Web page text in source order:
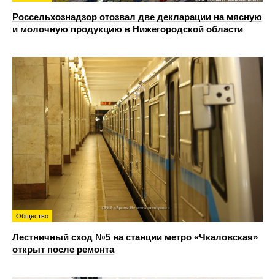
Россельхознадзор отозвал две декларации на мясную
и молочную продукцию в Нижегородской области
Общество
Лестничный сход №5 на станции метро «Чкаловская»
открыт после ремонта